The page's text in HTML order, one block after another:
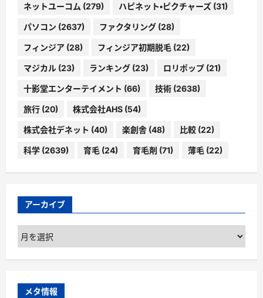
ネットユーコム (279) ハピネット・ピクチャーズ (31)
パソコン (2637) ファクタリング (28)
フィンジア (28) フィンジア初期脱毛 (22)
マジカル (23) ランキング (23) ロリポップ (21)
十影堂エンターテイメント (66) 技術 (2638)
旅行 (20) 株式会社AHS (54)
株式会社デネット (40) 楽創舎 (48) 比較 (22)
科学 (2639) 育毛 (24) 育毛剤 (71) 薄毛 (22)
アーカイブ
ア
ー
カ
ブ
メタ情報